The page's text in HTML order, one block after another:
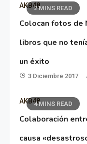
2 MINS READ
AKB48
Colocan fotos de
libros que no
un éxito
3 Diciembre 2017
4 MINS READ
AKB48
Colaboración
causa